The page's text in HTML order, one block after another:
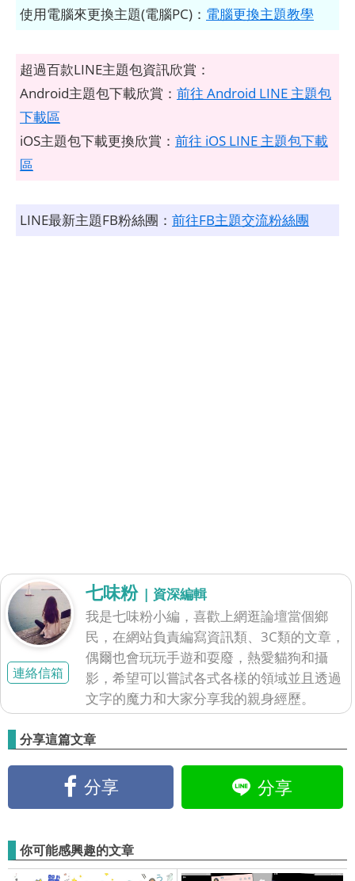
使用電腦來更換主題(電腦PC)： 電腦更換主題教學
超過百款LINE主題包資訊欣賞：
Android主題包下載欣賞： 前往 Android LINE 主題包
下載區
iOS主題包下載更換欣賞： 前往 iOS LINE 主題包下載
區
LINE最新主題FB粉絲團： 前往FB主題交流粉絲團
連絡信箱
七味粉 | 資深編輯
我是七味粉小編，喜歡上網逛論壇當個鄉
民，在網站負責編寫資訊類、3C類的文章，
偶爾也會玩玩手遊和耍廢，熱愛貓狗和攝
影，希望可以嘗試各式各樣的領域並且透過
文字的魔力和大家分享我的親身經歷。
分享這篇文章
分享 分享
你可能感興趣的文章